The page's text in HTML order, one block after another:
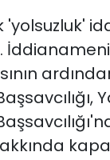
'yolsuzluk'